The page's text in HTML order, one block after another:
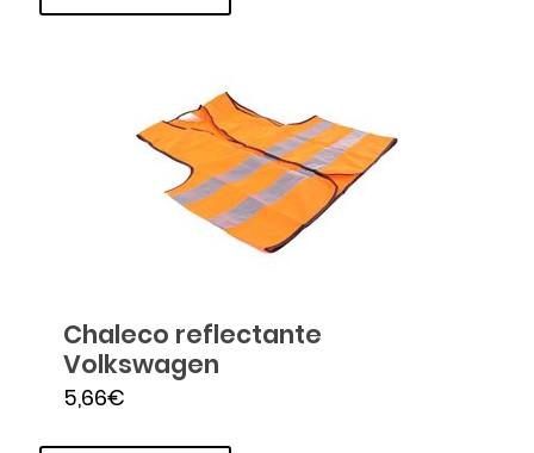
Chaleco reflectante
Volkswagen
5,66€